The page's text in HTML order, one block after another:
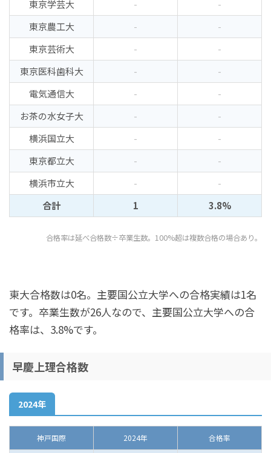
東京学芸大 -
-
東京農工大
-
-
東京芸術大
-
-
東京医科歯科大
-
-
電気通信大
-
-
お茶の水女子大
-
-
横浜国立大
-
-
東京都立大
-
-
横浜市立大
-
-
合計
1 3.8%
合格率は延べ合格数÷卒業生数。100%超は複数合格の場合あり。
東大合格数は0名。主要国公立大学への合格実績は1名
です。卒業生数が26人なので、主要国公立大学への合
格率は、3.8%です。
早慶上理合格数
2024年
神戸国際 2024年 合格率